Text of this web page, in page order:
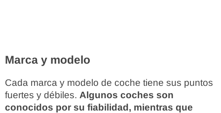
Marca y modelo
Cada marca y modelo de coche tiene sus puntos
fuertes y débiles. Algunos coches son
conocidos por su fiabilidad, mientras que